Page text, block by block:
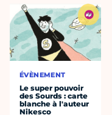
ÉVÈNEMENT
Le super pouvoir
des Sourds : carte
blanche à l'auteur
Nikesco